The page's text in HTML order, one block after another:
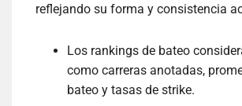
reflejando su forma y consistencia
Los rankings de bateo
como carreras anotadas,
bateo y tasas de strike.